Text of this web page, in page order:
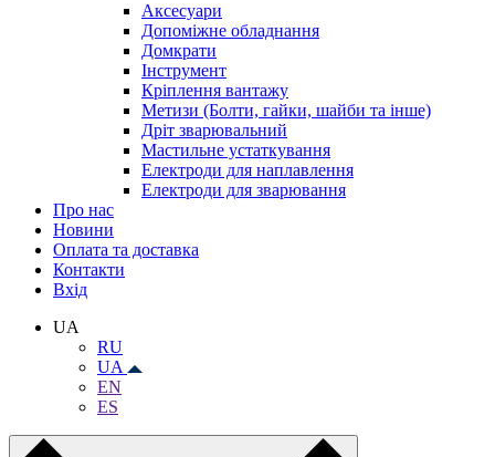
Аксесуари
Допоміжне обладнання
Домкрати
Інструмент
Кріплення вантажу
Метизи (Болти, гайки, шайби та інше)
Дріт зварювальний
Мастильне устаткування
Електроди для наплавлення
Електроди для зварювання
Про нас
Новини
Оплата та доставка
Контакти
Вхiд
UA
RU
UA
EN
ES